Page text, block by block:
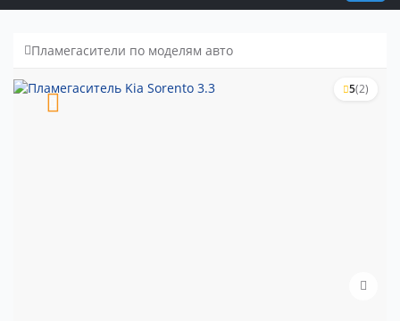
Пламегасители по моделям авто
5(2)